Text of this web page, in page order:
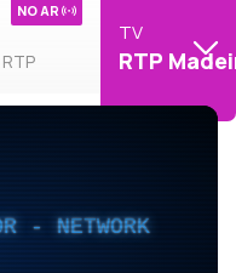
NO AR
TV
RTP
- NETWORK